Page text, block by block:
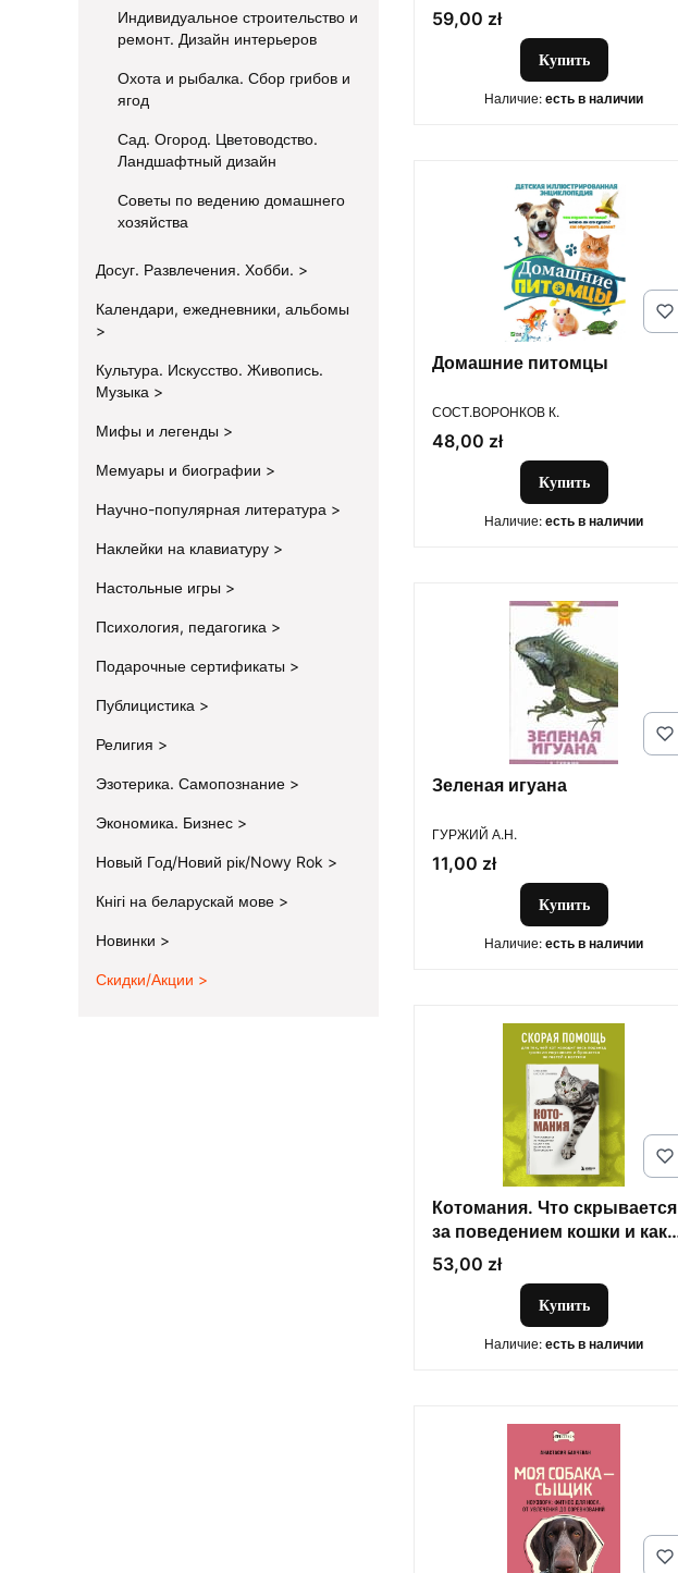
Индивидуальное строительство и
ремонт. Дизайн интерьеров
Охота и рыбалка. Сбор грибов и
ягод
Сад. Огород. Цветоводство.
Ландшафтный дизайн
Советы по ведению домашнего
хозяйства
Досуг. Развлечения. Хобби.
Календари, ежедневники, альбомы
Культура. Искусство. Живопись.
Музыка
Мифы и легенды
Мемуары и биографии
Научно-популярная литература
Наклейки на клавиатуру
Настольные игры
Психология, педагогика
Подарочные сертификаты
Публицистика
Религия
Эзотерика. Самопознание
Экономика. Бизнес
Новый Год/Новий рік/Nowy Rok
Кнігі на беларускай мове
Новинки
Скидки/Акции
Цена
59,00 zł
Купить
Наличие: есть в наличии
Домашние питомцы
ПРОИЗВОДИТЕЛЬ
СОСТ.ВОРОНКОВ К.
Цена
48,00 zł
Купить
Наличие: есть в наличии
Зеленая игуана
ПРОИЗВОДИТЕЛЬ
ГУРЖИЙ А.Н.
Цена
11,00 zł
Купить
Наличие: есть в наличии
Котомания. Что скрывается
за поведением кошки и как
воспитать ее без наказания
Цена
53,00 zł
Купить
Наличие: есть в наличии